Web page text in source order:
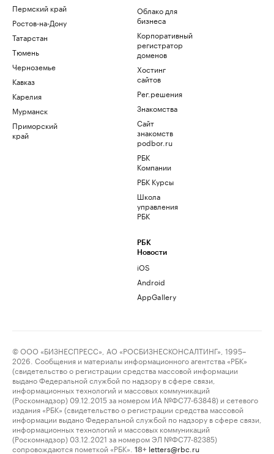
Пермский край
Ростов-на-Дону
Татарстан
Тюмень
Черноземье
Кавказ
Карелия
Мурманск
Приморский
край
Облако для
бизнеса
Корпоративный
регистратор
доменов
Хостинг
сайтов
Рег.решения
Знакомства
Сайт
знакомств
podbor.ru
РБК
Компании
РБК Курсы
Школа
управления
РБК
РБК
Новости
iOS
Android
AppGallery
© ООО «БИЗНЕСПРЕСС», АО «РОСБИЗНЕСКОНСАЛТИНГ», 1995–
2026. Сообщения и материалы информационного агентства «РБК»
(свидетельство о регистрации средства массовой информации
выдано Федеральной службой по надзору в сфере связи,
информационных технологий и массовых коммуникаций
(Роскомнадзор) 09.12.2015 за номером ИА №ФС77-63848) и сетевого
издания «РБК» (свидетельство о регистрации средства массовой
информации выдано Федеральной службой по надзору в сфере связи,
информационных технологий и массовых коммуникаций
(Роскомнадзор) 03.12.2021 за номером ЭЛ №ФС77-82385)
сопровождаются пометкой «РБК».
18+ letters@rbc.ru